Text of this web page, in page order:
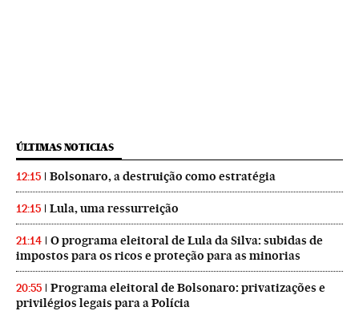
ÚLTIMAS NOTICIAS
12:15 Bolsonaro, a destruição como estratégia
12:15 Lula, uma ressurreição
21:14
O programa eleitoral de Lula da Silva: subidas de
impostos para os ricos e proteção para as minorias
20:55
Programa eleitoral de Bolsonaro: privatizações e
privilégios legais para a Polícia